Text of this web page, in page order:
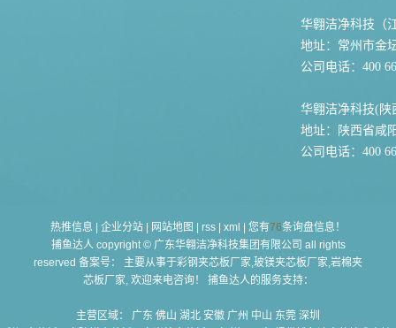
华翱洁净科技（
地址：常州市金
公司电话：400
华翱洁净科技(陕
地址：陕西省咸
公司电话：400
热推信息 企业分站 网站地图 rss xml 您有76条询盘信息！
捕鱼达人 copyright © 广东华翱洁净科技集团有限公司 all rights
reserved 备案号： 主要从事于彩钢夹芯板厂家,玻镁夹芯板厂家,岩棉夹
芯板厂家, 欢迎来电咨询！ 捕鱼达人的服务支持：
主营区域： 广东 佛山 湖北 安徽 广州 中山 东莞 深圳